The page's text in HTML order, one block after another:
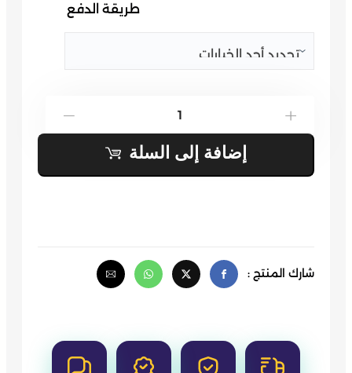
طريقة الدفع
كمية
بكج
2009
إضافة إلى السلة
شارك المنتج :